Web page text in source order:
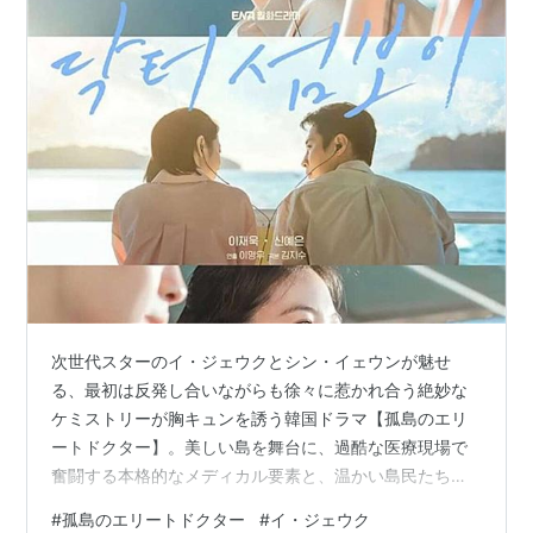
次世代スターのイ・ジェウクとシン・イェウンが魅せ
る、最初は反発し合いながらも徐々に惹かれ合う絶妙な
ケミストリーが胸キュンを誘う韓国ドラマ【孤島のエリ
ートドクター】。美しい島を舞台に、過酷な医療現場で
奮闘する本格的なメディカル要素と、温かい島民たちと
#孤島のエリートドクター #イ・ジェウク